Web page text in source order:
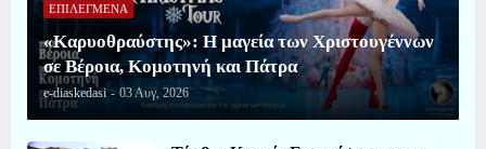
ΕΠΙΛΕΓΜΕΝΑ
«Καρυοθραύστης»: Η μαγεία των Χριστουγέννων
σε Βέροια, Κομοτηνή και Πάτρα
e-diaskedasi - 03 Αυγ, 2026